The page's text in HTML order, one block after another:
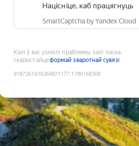
Націсніце, каб працягнуць
SmartCaptcha by Yandex Cloud
Калі ў вас узніклі праблемы, калі ласка,
скарыстайцеформай зваротнай сувязі
9187261616264871177:1786168308